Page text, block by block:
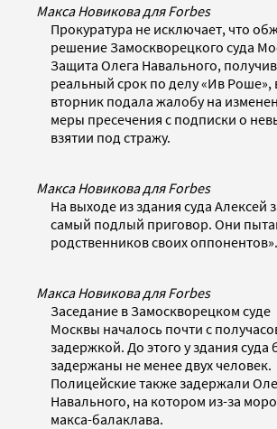
Макса Новикова для Forbes
Прокуратура не исключает, что
решение Замоскворецкого суда
Защита Олега Навального,
реальный срок по делу «Ив Роше»,
вторник подала жалобу на
меры пресечения с подписки о
взятии под стражу.
Макса Новикова для Forbes
На выходе из здания суда Алексей
самый подлый приговор. Они
родственников своих оппонентов».
Макса Новикова для Forbes
Заседание в Замоскворецком суде
Москвы началось почти с
задержкой. До этого у здания суда
задержаны не менее двух человек.
Полицейские также задержали
Навального, на котором из-за
макса-балаклава.